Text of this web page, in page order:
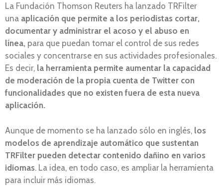
La Fundación Thomson Reuters ha lanzado TRFilter
una aplicación que permite a los periodistas cortar,
documentar y administrar el acoso y el abuso en
línea, para que puedan tomar el control de sus redes
sociales y concentrarse en sus actividades profesionales.
Es decir, la herramienta permite aumentar la capacidad
de moderación de la propia cuenta de Twitter con
funcionalidades que no existen fuera de esta nueva
aplicación.
Aunque de momento se ha lanzado sólo en inglés, los
modelos de aprendizaje automático que sustentan
TRFilter pueden detectar contenido dañino en varios
idiomas. La idea, en todo caso, es ampliar la herramienta
para incluir más idiomas.